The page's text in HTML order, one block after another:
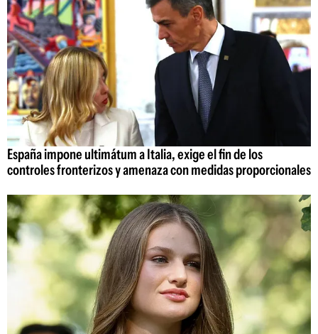
España impone ultimátum a Italia, exige el fin de los
controles fronterizos y amenaza con medidas proporcionales